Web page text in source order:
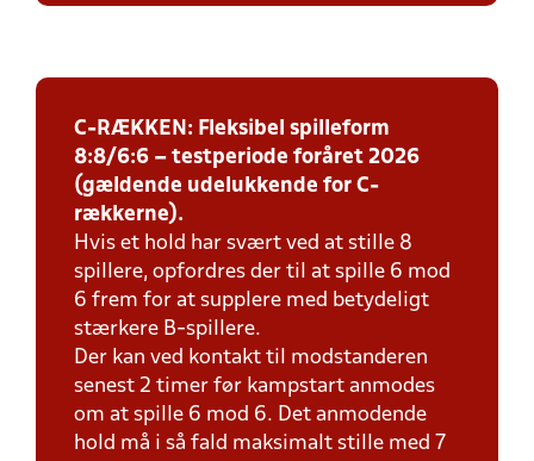
C-RÆKKEN: Fleksibel spilleform
8:8/6:6 – testperiode foråret 2026
(gældende udelukkende for C-
rækkerne).
Hvis et hold har svært ved at stille 8
spillere, opfordres der til at spille 6 mod
6 frem for at supplere med betydeligt
stærkere B-spillere.
Der kan ved kontakt til modstanderen
senest 2 timer før kampstart anmodes
om at spille 6 mod 6. Det anmodende
hold må i så fald maksimalt stille med 7